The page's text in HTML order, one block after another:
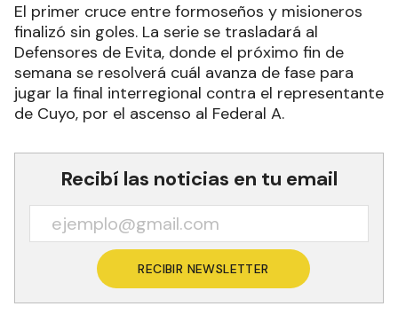
El primer cruce entre formoseños y misioneros
finalizó sin goles. La serie se trasladará al
Defensores de Evita, donde el próximo fin de
semana se resolverá cuál avanza de fase para
jugar la final interregional contra el representante
de Cuyo, por el ascenso al Federal A.
Recibí las noticias en tu email
RECIBIR NEWSLETTER